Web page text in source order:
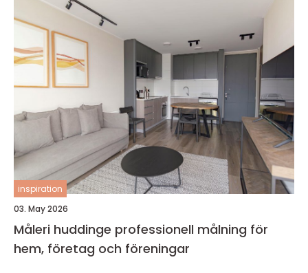
inspiration
03. May 2026
Måleri huddinge professionell målning för
hem, företag och föreningar